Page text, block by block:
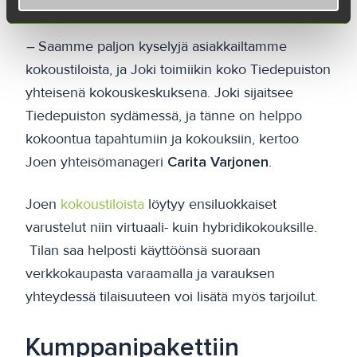
–Saamme paljon kyselyjä asiakkailtamme
kokoustiloista, ja Joki toimiikin koko Tiedepuiston
yhteisenä kokouskeskuksena. Joki sijaitsee
Tiedepuiston sydämessä, ja tänne on helppo
kokoontua tapahtumiin ja kokouksiin, kertoo
Joen yhteisömanageri Carita Varjonen.
Joen kokoustiloista löytyy ensiluokkaiset
varustelut niin virtuaali- kuin hybridikokouksille.
Tilan saa helposti käyttöönsä suoraan
verkkokaupasta varaamalla ja varauksen
yhteydessä tilaisuuteen voi lisätä myös tarjoilut.
Kumppanipakettiin